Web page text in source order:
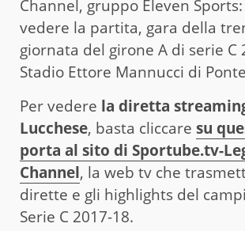
Channel, gruppo Eleven
vedere la partita, gara della
giornata del girone A di serie C
Stadio Ettore Mannucci di
Per vedere la diretta
Lucchese, basta cliccare su
porta al sito di Sportube.tv-
Channel, la web tv che
dirette e gli highlights del
Serie C 2017-18.